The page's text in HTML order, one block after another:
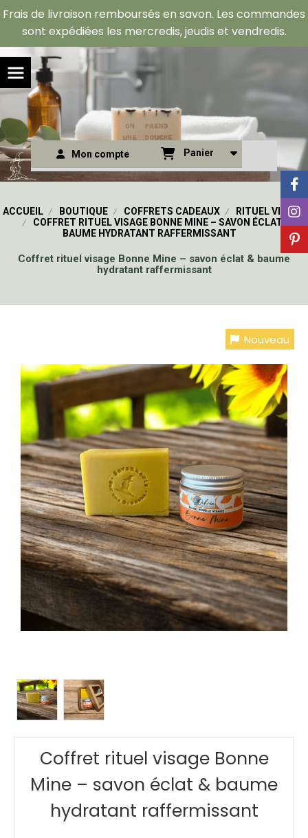
Frais de livraison remboursés en savon. Les commandes
sont expédiées les mercredis, jeudis et vendredis.
Mon compte Panier
ACCUEIL BOUTIQUE COFFRETS CADEAUX
RITUEL VISAGE
COFFRET RITUEL VISAGE BONNE MINE – SAVON ÉCLAT &
BAUME HYDRATANT RAFFERMISSANT
Coffret rituel visage Bonne Mine – savon éclat & baume
hydratant raffermissant
Nouveau
Coffret rituel visage Bonne
Mine – savon éclat & baume
hydratant raffermissant